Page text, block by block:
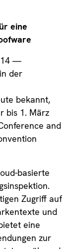
eine
—
der
bekannt,
bis 1. März
and
basierte
Zugriff auf
und
eine
zur